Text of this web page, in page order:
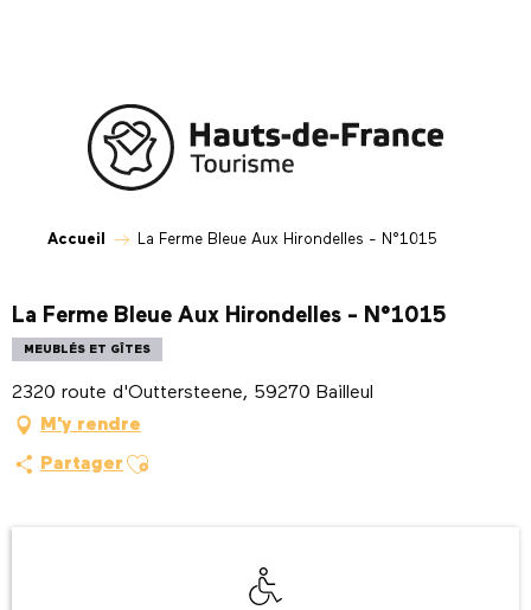
Accueil La Ferme Bleue Aux Hirondelles - N°1015
La Ferme Bleue Aux Hirondelles - N°1015
MEUBLÉS ET GÎTES
2320 route d'Outtersteene, 59270 Bailleul
M'y rendre
Partager Ajouter aux favoris
Accès handicapés